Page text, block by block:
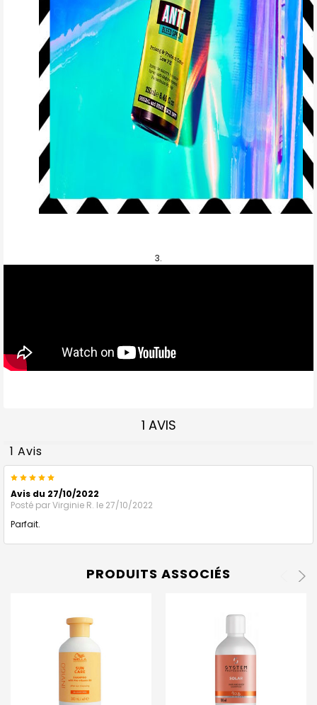
1 AVIS
1 Avis
5
Avis du 27/10/2022
Posté parVirginie R. le 27/10/2022
Parfait.
PRODUITS ASSOCIÉS